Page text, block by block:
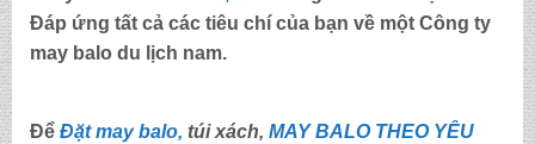
Đáp ứng tất cả các tiêu chí của bạn về một Công ty
may balo du lịch nam.
Để Đặt may balo, túi xách, MAY BALO THEO YÊU